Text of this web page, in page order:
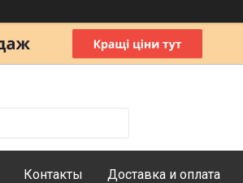
Контакты Доставка и оплата